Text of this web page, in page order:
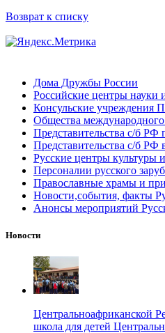
Возврат к списку
Дома Дружбы России
Российские центры науки
Консульские учреждения
Общества международного
Представительства с/б РФ
Представительства с/б РФ
Русские центры культуры
Персоналии русского
Православные храмы и
Новости,события, факты
Анонсы мероприятий
Новости
Центральноафриканской
школа для детей